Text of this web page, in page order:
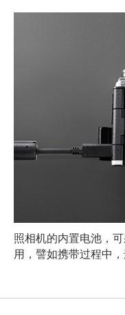
照相机的内置电池，
用，譬如携带过程中，